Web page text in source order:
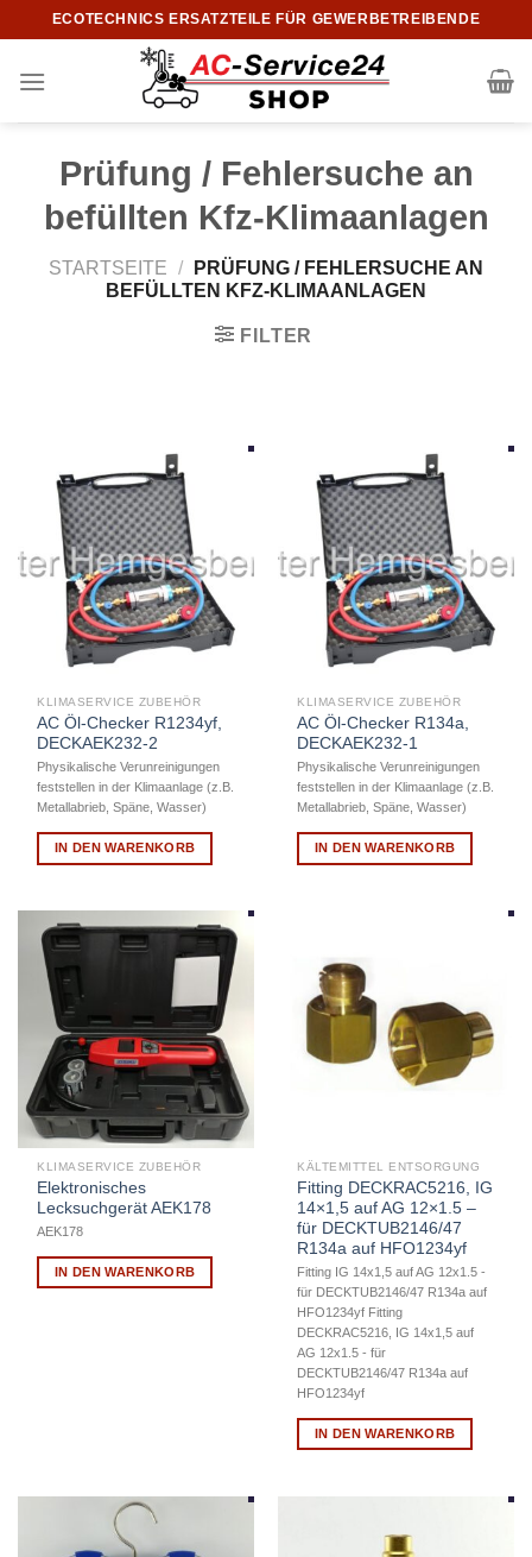
Inhalt
springen
ECOTECHNICS ERSATZTEILE FÜR GEWERBETREIBENDE
Prüfung / Fehlersuche an
befüllten Kfz-Klimaanlagen
STARTSEITE /
PRÜFUNG / FEHLERSUCHE AN
BEFÜLLTEN KFZ-KLIMAANLAGEN
FILTER
KLIMASERVICE ZUBEHÖR
AC Öl-Checker R1234yf,
DECKAEK232-2
Physikalische Verunreinigungen
feststellen in der Klimaanlage (z.B.
Metallabrieb, Späne, Wasser)
IN DEN WARENKORB
KLIMASERVICE ZUBEHÖR
AC Öl-Checker R134a,
DECKAEK232-1
Physikalische Verunreinigungen
feststellen in der Klimaanlage (z.B.
Metallabrieb, Späne, Wasser)
IN DEN WARENKORB
KLIMASERVICE ZUBEHÖR
Elektronisches
Lecksuchgerät AEK178
AEK178
IN DEN WARENKORB
KÄLTEMITTEL ENTSORGUNG
Fitting DECKRAC5216, IG
14×1,5 auf AG 12×1.5 –
für DECKTUB2146/47
R134a auf HFO1234yf
Fitting IG 14x1,5 auf AG 12x1.5 -
für DECKTUB2146/47 R134a auf
HFO1234yf Fitting
DECKRAC5216, IG 14x1,5 auf
AG 12x1.5 - für
DECKTUB2146/47 R134a auf
HFO1234yf
IN DEN WARENKORB